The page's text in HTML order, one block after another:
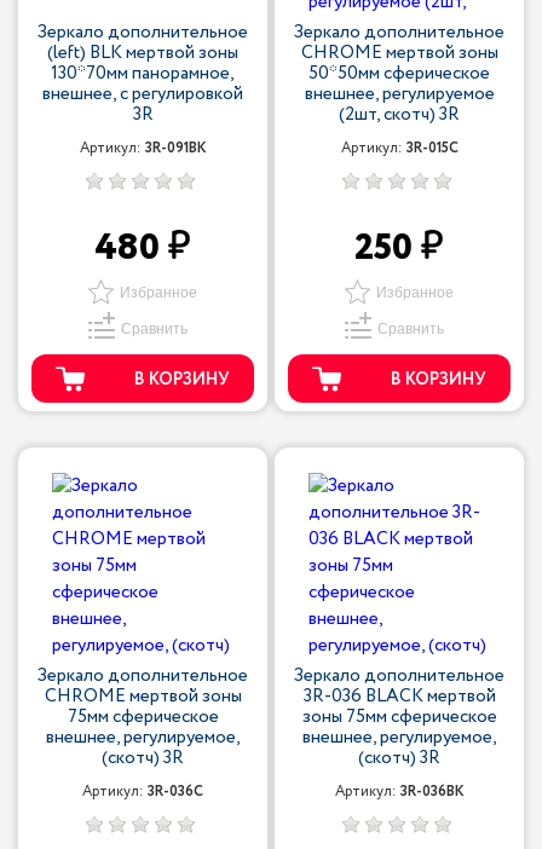
Зеркало дополнительное
(left) BLK мертвой зоны
130*70мм панорамное,
внешнее, с регулировкой
3R
Артикул: 3R-091BK
480
Избранное
Сравнить
В КОРЗИНУ
Зеркало дополнительное
CHROME мертвой зоны
50*50мм сферическое
внешнее, регулируемое
(2шт, скотч) 3R
Артикул: 3R-015C
250
Избранное
Сравнить
В КОРЗИНУ
Зеркало дополнительное
CHROME мертвой зоны
75мм сферическое
внешнее, регулируемое,
(скотч) 3R
Артикул: 3R-036C
Зеркало дополнительное
3R-036 BLACK мертвой
зоны 75мм сферическое
внешнее, регулируемое,
(скотч) 3R
Артикул: 3R-036BK